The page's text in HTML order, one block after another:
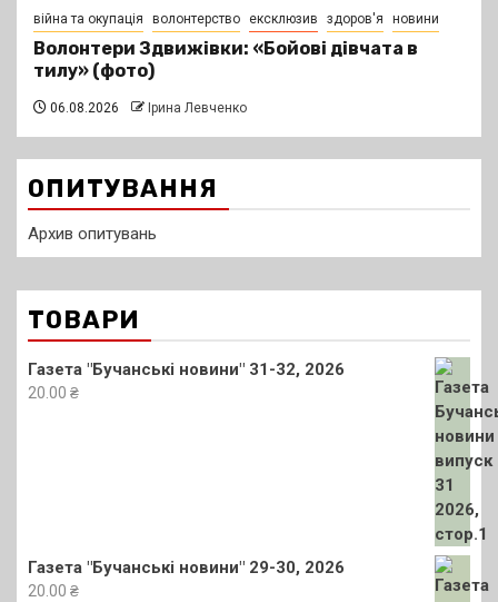
війна та окупація волонтерство ексклюзив здоров'я новини
Волонтери Здвижівки: «Бойові дівчата в
тилу» (фото)
06.08.2026 Ірина Левченко
ОПИТУВАННЯ
Архив опитувань
ТОВАРИ
Газета "Бучанські новини" 31-32, 2026
20.00 ₴
Газета "Бучанські новини" 29-30, 2026
20.00 ₴